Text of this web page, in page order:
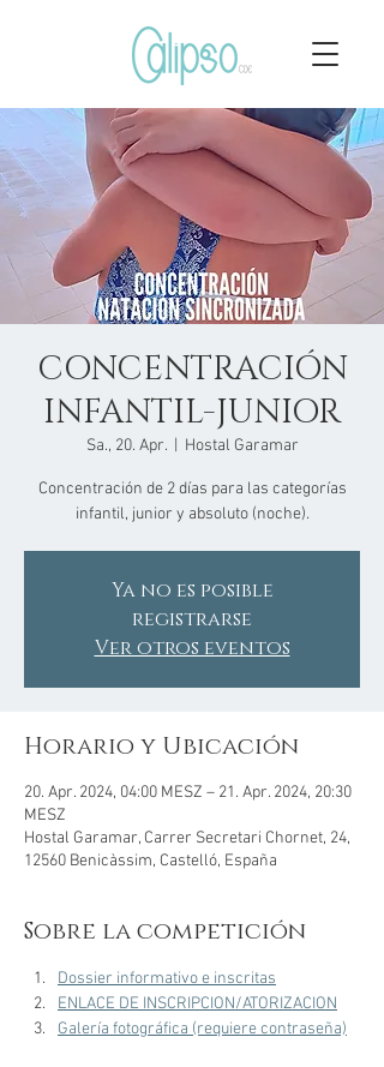
CONCENTRACIÓN
INFANTIL-JUNIOR
Sa., 20. Apr.
  |
Hostal Garamar
Concentración de 2 días para las categorías
infantil, junior y absoluto (noche).
Ya no es posible
registrarse
Ver otros eventos
Horario y Ubicación
20. Apr. 2024, 04:00 MESZ – 21. Apr. 2024, 20:30
MESZ
Hostal Garamar, Carrer Secretari Chornet, 24,
12560 Benicàssim, Castelló, España
Sobre la competición
Dossier informativo e inscritas
ENLACE DE INSCRIPCION/ATORIZACION
Galería fotográfica (requiere contraseña)